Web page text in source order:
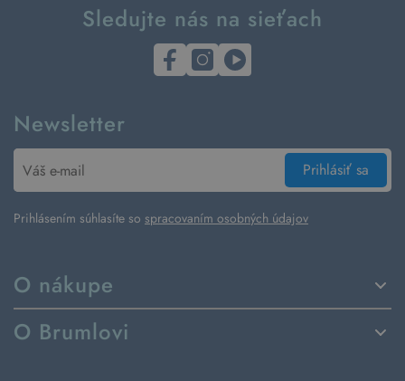
O nákupe
Spôsoby dodania a platby
Vrátenie tovaru a reklamácia
O Brumlovi
Sledujte nás na sieťach
Newsletter
Prihlásiť sa
Prihlásením súhlasíte so spracovaním osobných údajov